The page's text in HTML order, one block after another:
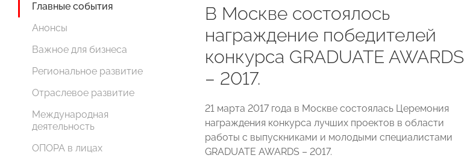
Главные события
Анонсы
Важное для бизнеса
Региональное развитие
Отраслевое развитие
Международная
деятельность
ОПОРА в лицах
В Москве состоялось
награждение победителей
конкурса GRADUATE AWARDS
– 2017.
21 марта 2017 года в Москве состоялась Церемония
награждения конкурса лучших проектов в области
работы с выпускниками и молодыми специалистами
GRADUATE AWARDS – 2017.